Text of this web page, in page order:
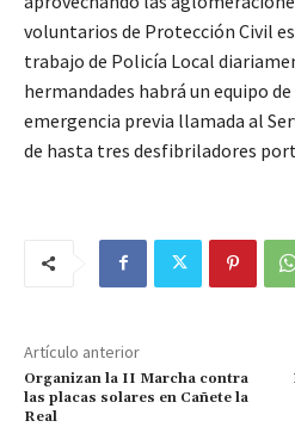
voluntarios de Protección Civil
trabajo de Policía Local
hermandades habrá un equipo
emergencia previa llamada al
de hasta tres desfibriladores
Artículo anterior
Organizan la II Marcha contra
las placas solares en Cañete la
Real